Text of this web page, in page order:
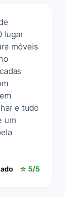
lugar
móveis
e tudo
um
☆ 5/5